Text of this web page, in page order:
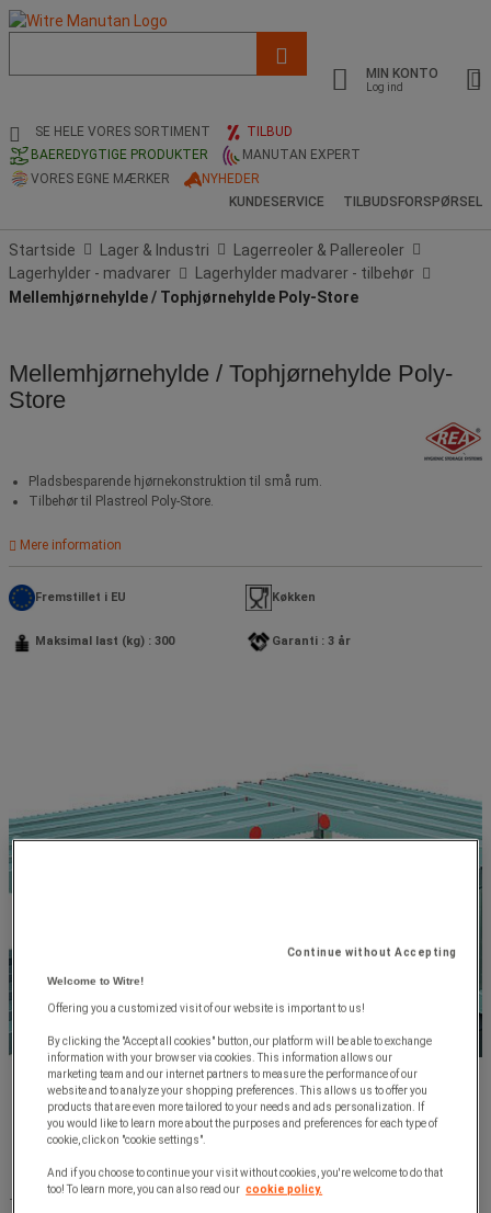
og
søgehistorik
MIN KONTO
Log ind
SE HELE VORES SORTIMENT
TILBUD
BAEREDYGTIGE PRODUKTER
MANUTAN EXPERT
VORES EGNE MÆRKER
NYHEDER
KUNDESERVICE
TILBUDSFORSPØRSEL
Startside Lager & Industri
Lagerreoler & Pallereoler
Lagerhylder - madvarer
Lagerhylder madvarer - tilbehør
Mellemhjørnehylde / Tophjørnehylde Poly-Store
Mellemhjørnehylde / Tophjørnehylde Poly-
Store
Pladsbesparende hjørnekonstruktion til små rum.
Tilbehør til Plastreol Poly-Store.
Mere information
Fremstillet i EU Køkken
Maksimal last (kg) : 300 Garanti : 3 år
Type produkt :
Continue without Accepting
Welcome to Witre!
Offering you a customized visit of our website is important to us!
By clicking the "Accept all cookies" button, our platform will be able to exchange
information with your browser via cookies. This information allows our
marketing team and our internet partners to measure the performance of our
website and to analyze your shopping preferences. This allows us to offer you
products that are even more tailored to your needs and ads personalization. If
you would like to learn more about the purposes and preferences for each type of
cookie, click on "cookie settings".
And if you choose to continue your visit without cookies, you're welcome to do that
too! To learn more, you can also read our cookie policy.